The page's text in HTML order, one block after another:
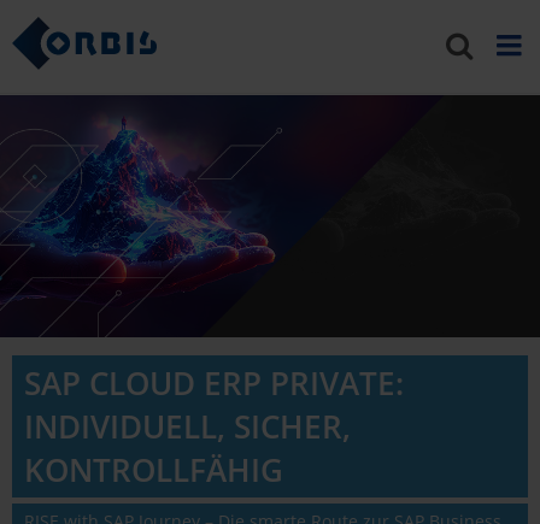
SAP CLOUD ERP PRIVATE:
INDIVIDUELL, SICHER,
KONTROLLFÄHIG